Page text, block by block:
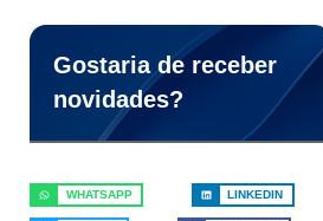
Gostaria de receber
novidades?
WHATSAPP LINKEDIN